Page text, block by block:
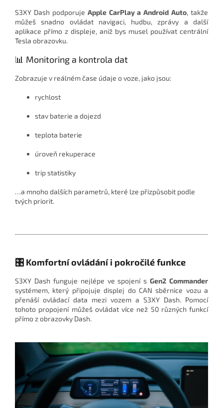
S3XY Dash podporuje Apple CarPlay a Android Auto, takže
můžeš snadno ovládat navigaci, hudbu, zprávy a další
aplikace přímo z displeje, aniž bys musel používat centrální
Tesla obrazovku.
📊 Monitoring a kontrola dat
Zobrazuje v reálném čase údaje o voze, jako jsou:
rychlost
stav baterie a dojezd
teplota baterie
úroveň rekuperace
trip statistiky
…a mnoho dalších parametrů, které lze přizpůsobit podle
tvých priorit.
🎛️ Komfortní ovládání i pokročilé funkce
S3XY Dash funguje nejlépe ve spojení sGen2 Commander
systémem, který připojuje displej do CAN sběrnice vozu a
přenáší ovládací data mezi vozem a S3XY Dash. Pomocí
tohoto propojení můžeš ovládat více než 50 různých funkcí
přímo z obrazovky Dash.